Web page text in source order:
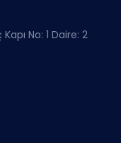
No: 1 Daire: 2